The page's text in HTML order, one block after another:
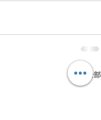
查看全部